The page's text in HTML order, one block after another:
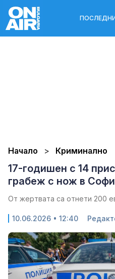
Начало Криминално
17-годишен с 14
грабеж с нож в
От жертвата са отнети 200
10.06.2026 • 12:40